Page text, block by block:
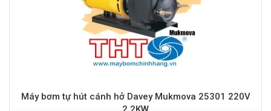
Máy bơm tự hút cánh hở Davey Mukmova 25301 220V